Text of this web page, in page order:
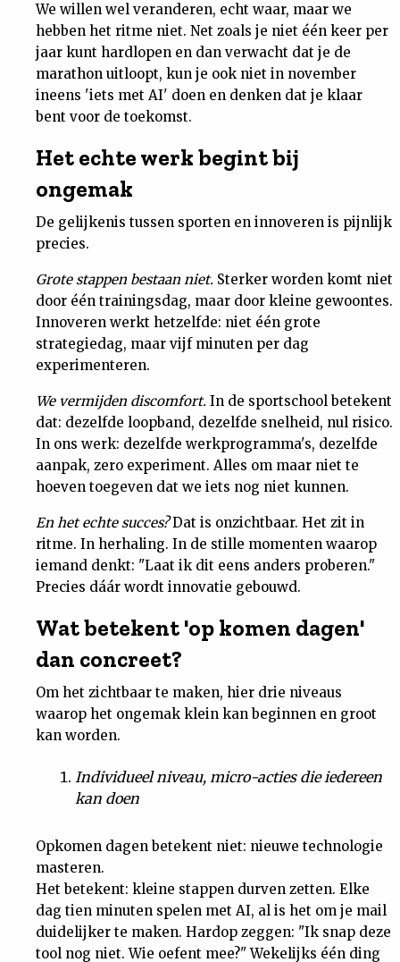
We willen wel veranderen, echt waar, maar we
hebben het ritme niet. Net zoals je niet één keer per
jaar kunt hardlopen en dan verwacht dat je de
marathon uitloopt, kun je ook niet in november
ineens 'iets met AI' doen en denken dat je klaar
bent voor de toekomst.
Het echte werk begint bij
ongemak
De gelijkenis tussen sporten en innoveren is pijnlijk
precies.
Grote stappen bestaan niet. Sterker worden komt niet
door één trainingsdag, maar door kleine gewoontes.
Innoveren werkt hetzelfde: niet één grote
strategiedag, maar vijf minuten per dag
experimenteren.
We vermijden discomfort. In de sportschool betekent
dat: dezelfde loopband, dezelfde snelheid, nul risico.
In ons werk: dezelfde werkprogramma's, dezelfde
aanpak, zero experiment. Alles om maar niet te
hoeven toegeven dat we iets nog niet kunnen.
En het echte succes? Dat is onzichtbaar. Het zit in
ritme. In herhaling. In de stille momenten waarop
iemand denkt: "Laat ik dit eens anders proberen."
Precies dáár wordt innovatie gebouwd.
Wat betekent 'op komen dagen'
dan concreet?
Om het zichtbaar te maken, hier drie niveaus
waarop het ongemak klein kan beginnen en groot
kan worden.
Individueel niveau, micro-acties die iedereen
kan doen
Opkomen dagen betekent niet: nieuwe technologie
masteren.
Het betekent: kleine stappen durven zetten. Elke
dag tien minuten spelen met AI, al is het om je mail
duidelijker te maken. Hardop zeggen: "Ik snap deze
tool nog niet. Wie oefent mee?" Wekelijks één ding